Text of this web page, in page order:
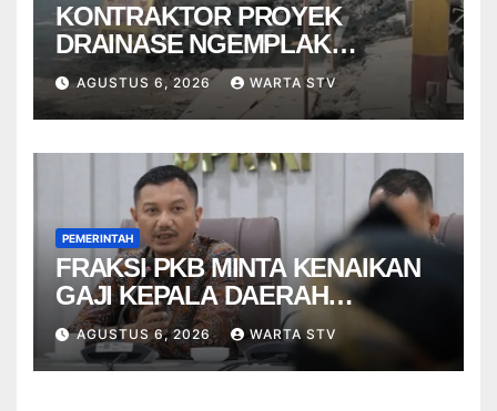
KONTRAKTOR PROYEK
DRAINASE NGEMPLAK
DISANKSI USAI WARGA
TERPELESET
AGUSTUS 6, 2026 WARTA STV
PEMERINTAH
FRAKSI PKB MINTA KENAIKAN
GAJI KEPALA DAERAH
BERBASIS KINERJA
AGUSTUS 6, 2026 WARTA STV